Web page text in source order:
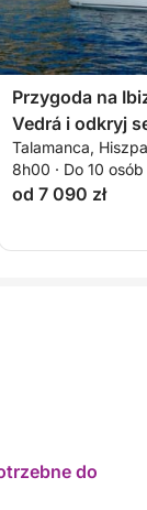
Przygoda na
Vedrá i odkryj
Talamanca,
8h00 · Do 10 osób
od 7 090 zł
do